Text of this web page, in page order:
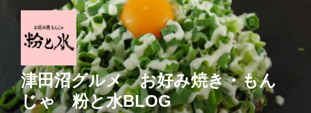
へ
ス
津田沼グルメ お好み焼き・もん
じゃ 粉と水BLOG